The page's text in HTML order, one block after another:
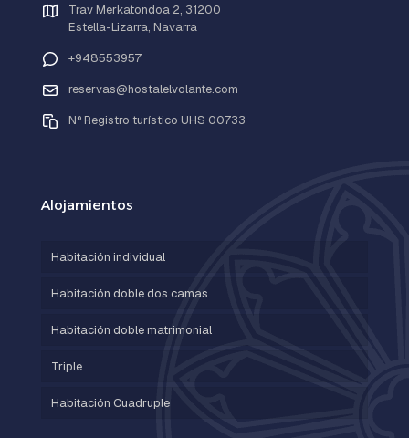
Trav Merkatondoa 2, 31200
Estella-Lizarra, Navarra
+948553957
reservas@hostalelvolante.com
Nº Registro turístico UHS 00733
Alojamientos
Habitación individual
Habitación doble dos camas
Habitación doble matrimonial
Triple
Habitación Cuadruple